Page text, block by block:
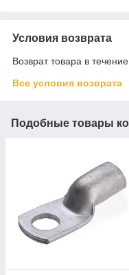
Условия возврата
Возврат товара в
Все условия возврата
Подобные товары